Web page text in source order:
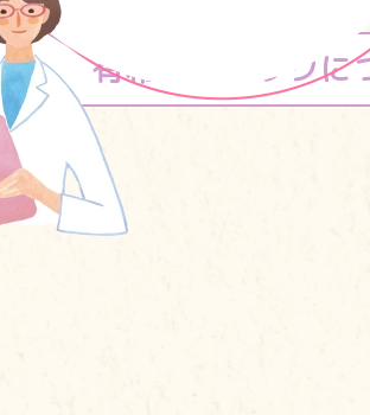
有希クリニックに